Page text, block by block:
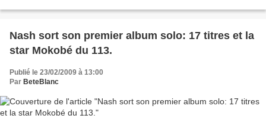
Nash sort son premier album solo: 17 titres et la
star Mokobé du 113.
Publié le 23/02/2009 à 13:00
Par BeteBlanc